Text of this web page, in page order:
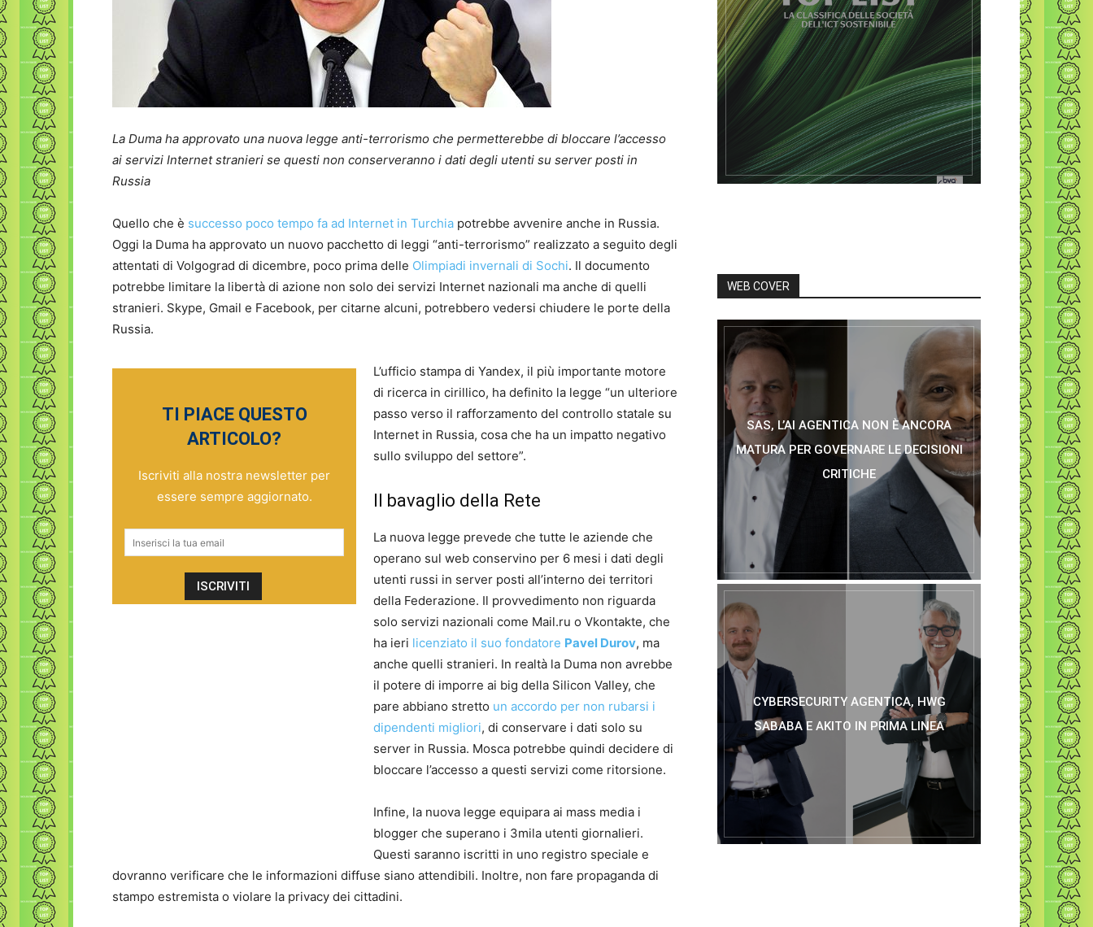
La Duma ha approvato una nuova legge anti-terrorismo che permetterebbe di bloccare l’accesso
ai servizi Internet stranieri se questi non conserveranno i dati degli utenti su server posti in
Russia
Quello che è successo poco tempo fa ad Internet in Turchia potrebbe avvenire anche in Russia.
Oggi la Duma ha approvato un nuovo pacchetto di leggi “anti-terrorismo” realizzato a seguito degli
attentati di Volgograd di dicembre, poco prima delle Olimpiadi invernali di Sochi. Il documento
potrebbe limitare la libertà di azione non solo dei servizi Internet nazionali ma anche di quelli
stranieri. Skype, Gmail e Facebook, per citarne alcuni, potrebbero vedersi chiudere le porte della
Russia.
TI PIACE QUESTO
ARTICOLO?
Iscriviti alla nostra newsletter per
essere sempre aggiornato.
L’ufficio stampa di Yandex, il più importante motore
di ricerca in cirillico, ha definito la legge “un ulteriore
passo verso il rafforzamento del controllo statale su
Internet in Russia, cosa che ha un impatto negativo
sullo sviluppo del settore”.
Il bavaglio della Rete
La nuova legge prevede che tutte le aziende che
operano sul web conservino per 6 mesi i dati degli
utenti russi in server posti all’interno dei territori
della Federazione. Il provvedimento non riguarda
solo servizi nazionali come Mail.ru o Vkontakte, che
ha ieri licenziato il suo fondatore Pavel Durov, ma
anche quelli stranieri. In realtà la Duma non avrebbe
il potere di imporre ai big della Silicon Valley, che
pare abbiano stretto un accordo per non rubarsi i
dipendenti migliori, di conservare i dati solo su
server in Russia. Mosca potrebbe quindi decidere di
bloccare l’accesso a questi servizi come ritorsione.
Infine, la nuova legge equipara ai mass media i
blogger che superano i 3mila utenti giornalieri.
Questi saranno iscritti in uno registro speciale e
dovranno verificare che le informazioni diffuse siano attendibili. Inoltre, non fare propaganda di
stampo estremista o violare la privacy dei cittadini.
WEB COVER
SAS, L’AI AGENTICA NON È ANCORA
MATURA PER GOVERNARE LE DECISIONI
CRITICHE
CYBERSECURITY AGENTICA, HWG
SABABA E AKITO IN PRIMA LINEA